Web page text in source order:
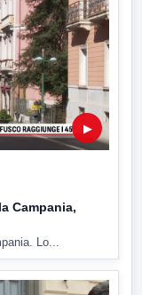
▶
Campania,
Lo...